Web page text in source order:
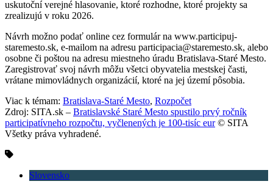
uskutoční verejné hlasovanie, ktoré rozhodne, ktoré projekty sa
zrealizujú v roku 2026.
Návrh možno podať online cez formulár na www.participuj-
staremesto.sk, e-mailom na adresu participacia@staremesto.sk, alebo
osobne či poštou na adresu miestneho úradu Bratislava-Staré Mesto.
Zaregistrovať svoj návrh môžu všetci obyvatelia mestskej časti,
vrátane mimovládnych organizácií, ktoré na jej území pôsobia.
Viac k témam: Bratislava-Staré Mesto, Rozpočet
Zdroj: SITA.sk – Bratislavské Staré Mesto spustilo prvý ročník
participatívneho rozpočtu, vyčlenených je 100-tisíc eur© SITA
Všetky práva vyhradené.
Slovensko